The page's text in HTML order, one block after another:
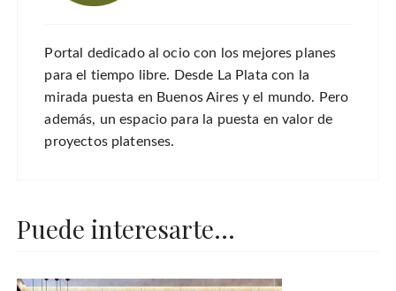
Portal dedicado al ocio con los mejores planes
para el tiempo libre. Desde La Plata con la
mirada puesta en Buenos Aires y el mundo. Pero
además, un espacio para la puesta en valor de
proyectos platenses.
Puede interesarte...